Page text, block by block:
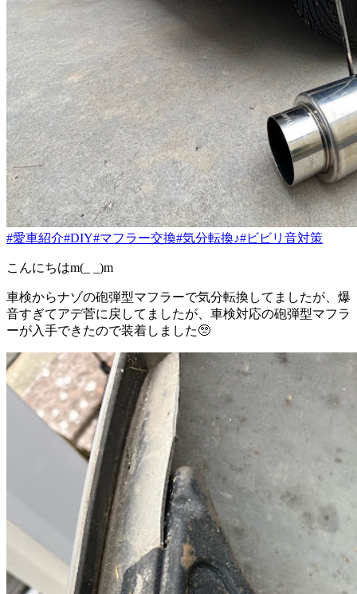
#愛車紹介#DIY#マフラー交換#気分転換♪#ビビリ音対策
こんにちはm(_ _)m
車検からナゾの砲弾型マフラーで気分転換してましたが、爆
音すぎてアデ菅に戻してましたが、車検対応の砲弾型マフラ
ーが入手できたので装着しました🥺